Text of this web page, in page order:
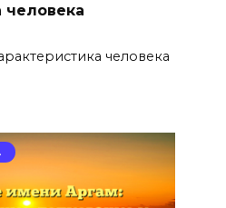
человека
человека